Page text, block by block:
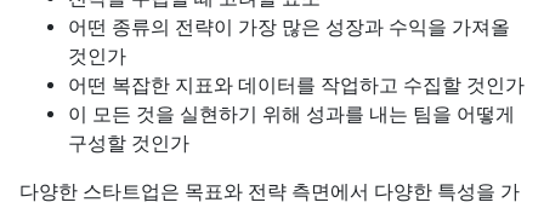
어떤 종류의 전략이 가장 많은 성장과 수익을 가져올
것인가
어떤 복잡한 지표와 데이터를 작업하고 수집할 것인가
이 모든 것을 실현하기 위해 성과를 내는 팀을 어떻게
구성할 것인가
다양한 스타트업은 목표와 전략 측면에서 다양한 특성을 가